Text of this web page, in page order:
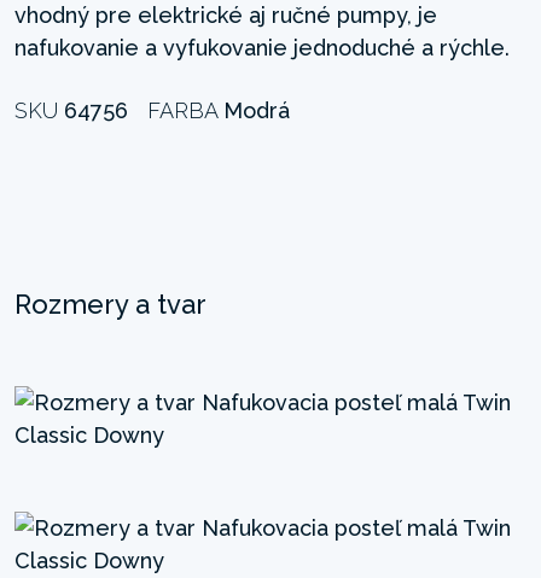
vhodný pre elektrické aj ručné pumpy, je
nafukovanie a vyfukovanie jednoduché a rýchle.
SKU 64756 FARBA Modrá
Rozmery a tvar